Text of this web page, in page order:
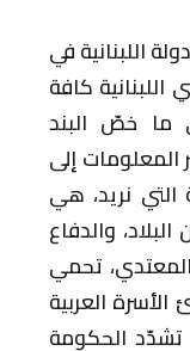
اللبنانية في
كافة
ما خصّ البند
المعلومات إلى
التي نريد، هي
والدفاع
تحمي
العربية
تشدّد الحكومة